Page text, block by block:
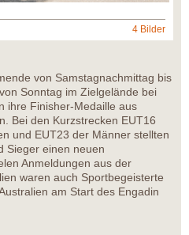
4 Bilder
von Samstagnachmittag bis
Sonntag im Zielgelände bei
ihre Finisher-Medaille aus
Bei den Kurzstrecken EUT16
und EUT23 der Männer stellten
Sieger einen neuen
Anmeldungen aus der
waren auch Sportbegeisterte
am Start des Engadin